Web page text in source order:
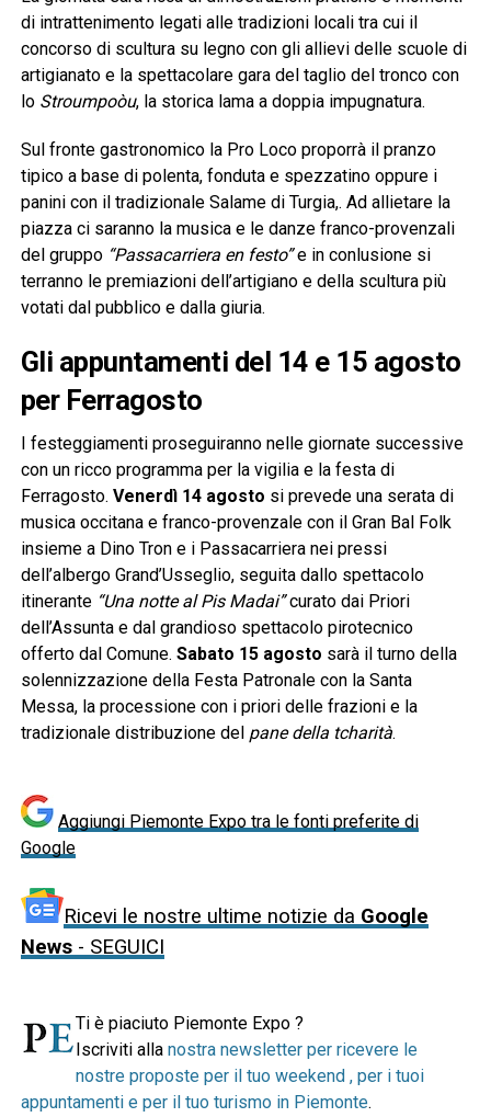
di intrattenimento legati alle tradizioni locali tra cui il
concorso di scultura su legno con gli allievi delle scuole di
artigianato e la spettacolare gara del taglio del tronco con
lo Stroumpoòu, la storica lama a doppia impugnatura.
Sul fronte gastronomico la Pro Loco proporrà il pranzo
tipico a base di polenta, fonduta e spezzatino oppure i
panini con il tradizionale Salame di Turgia,. Ad allietare la
piazza ci saranno la musica e le danze franco-provenzali
del gruppo “Passacarriera en festo”e in conlusione si
terranno le premiazioni dell’artigiano e della scultura più
votati dal pubblico e dalla giuria.
Gli appuntamenti del 14 e 15 agosto
per Ferragosto
I festeggiamenti proseguiranno nelle giornate successive
con un ricco programma per la vigilia e la festa di
Ferragosto. Venerdì 14 agosto si prevede una serata di
musica occitana e franco-provenzale con il Gran Bal Folk
insieme a Dino Tron e i Passacarriera nei pressi
dell’albergo Grand’Usseglio, seguita dallo spettacolo
itinerante “Una notte al Pis Madai”curato dai Priori
dell’Assunta e dal grandioso spettacolo pirotecnico
offerto dal Comune. Sabato 15 agosto sarà il turno della
solennizzazione della Festa Patronale con la Santa
Messa, la processione con i priori delle frazioni e la
tradizionale distribuzione del pane della tcharità.
Aggiungi Piemonte Expo tra le fonti preferite di
Google
Ricevi le nostre ultime notizie da Google
News- SEGUICI
Ti è piaciuto Piemonte Expo ?
Iscriviti alla nostra newsletter per ricevere le
nostre proposte per il tuo weekend , per i tuoi
appuntamenti e per il tuo turismo in Piemonte.